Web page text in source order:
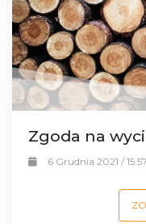
Zgoda na
6 Grudnia 2021 / 15:57